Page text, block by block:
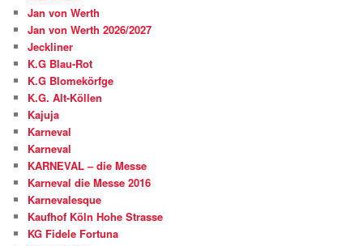
Jan von Werth
Jan von Werth 2026/2027
Jeckliner
K.G Blau-Rot
K.G Blomekörfge
K.G. Alt-Köllen
Kajuja
Karneval
Karneval
KARNEVAL – die Messe
Karneval die Messe 2016
Karnevalesque
Kaufhof Köln Hohe Strasse
KG Fidele Fortuna